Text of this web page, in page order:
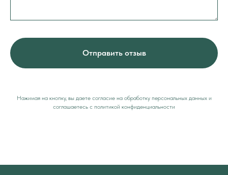
Отправить отзыв
Нажимая на кнопку, вы даете согласие на обработку персональных данных и
соглашаетесь c политикой конфиденциальности